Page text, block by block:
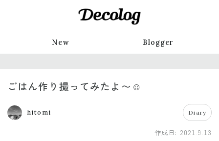
New Blogger
ごはん作り撮ってみたよ〜☺︎
hitomi Diary
作成日: 2021.9.13